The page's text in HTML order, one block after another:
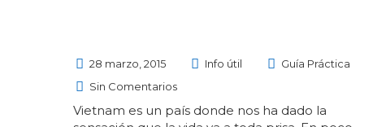
28 marzo, 2015 Info útil
Guía Práctica
Sin Comentarios
Vietnam es un país donde nos ha dado la